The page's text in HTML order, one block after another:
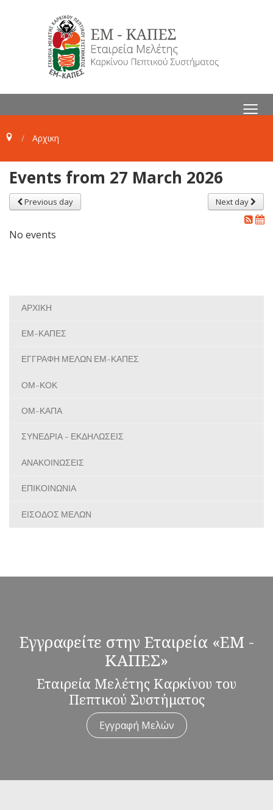
≡
Αρχικη
Events from 27 March 2026
Previous day Next day
No events
ΑΡΧΙΚΗ
ΕΜ-ΚΑΠΕΣ
ΕΓΓΡΑΦΗ ΜΕΛΩΝ ΕΜ-ΚΑΠΕΣ
ΟΜ-ΚΟΚ
ΟΜ-ΚΑΠΑ
ΣΥΝΕΔΡΙΑ - ΕΚΔΗΛΩΣΕΙΣ
ΑΝΑΚΟΙΝΩΣΕΙΣ
ΕΠΙΚΟΙΝΩΝΙΑ
ΕΙΣΟΔΟΣ ΜΕΛΩΝ
Εγγραφείτε στην Εταιρεία «ΕΜ -
ΚΑΠΕΣ»
Εταιρεία Μελέτης Καρκίνου του
Πεπτικού Συστήματος
Εγγραφή Μελών